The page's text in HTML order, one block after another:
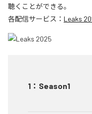
聴くことができる。
各配信サービス： Leaks
1 ： Season1